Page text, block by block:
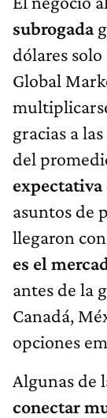
subrogada
dólares
Global
gracias a
del
expectativa
asuntos de
llegaron
es el
antes de la
Canadá,
opciones
Algunas de
conectar